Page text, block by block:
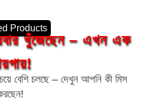
Products
খুঁজেছেন – এখন এক
বেশি চলছে – দেখুন আপনি কী মিস